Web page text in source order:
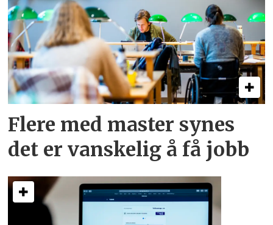
Flere med master synes
det er vanskelig å få jobb